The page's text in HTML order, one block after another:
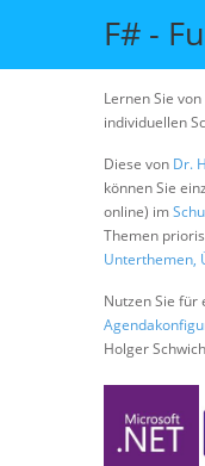
F# -
Lernen Sie von
individuellen
Diese von Dr.
können Sie
online) im
Themen
Unterthemen,
Nutzen Sie für
Holger